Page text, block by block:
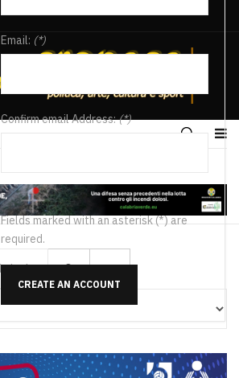
Email: (*)
Confirm email Address:(*)
Fields marked with an asterisk (*) are
required.
CREATE AN ACCOUNT